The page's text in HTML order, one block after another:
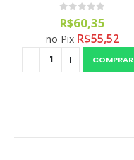
0 out of 5
R$60,35
no Pix R$55,52
COMPRAR